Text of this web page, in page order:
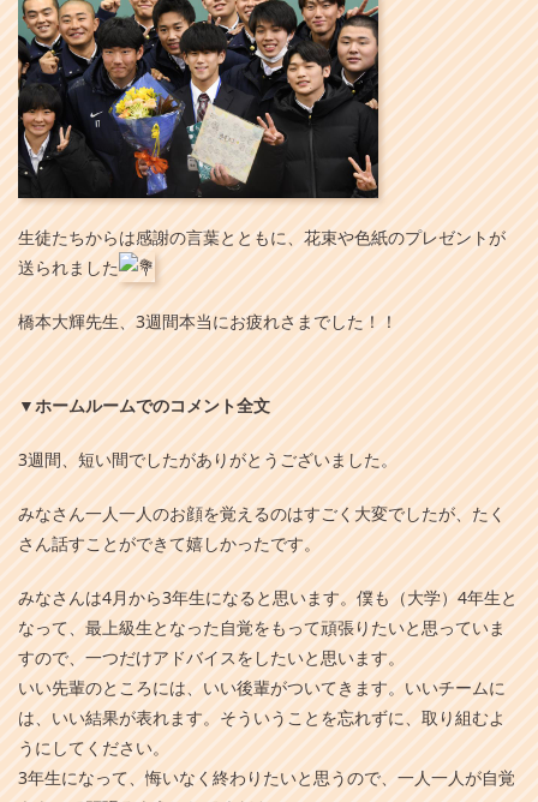
生徒たちからは感謝の言葉とともに、花束や色紙のプレゼントが
送られました
橋本大輝先生、3週間本当にお疲れさまでした！！
▼ホームルームでのコメント全文
3週間、短い間でしたがありがとうございました。
みなさん一人一人のお顔を覚えるのはすごく大変でしたが、たく
さん話すことができて嬉しかったです。
みなさんは4月から3年生になると思います。僕も（大学）4年生と
なって、最上級生となった自覚をもって頑張りたいと思っていま
すので、一つだけアドバイスをしたいと思います。
いい先輩のところには、いい後輩がついてきます。いいチームに
は、いい結果が表れます。そういうことを忘れずに、取り組むよ
うにしてください。
3年生になって、悔いなく終わりたいと思うので、一人一人が自覚